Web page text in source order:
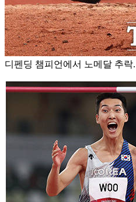
디펜딩 챔피언에서 노메달 추락.